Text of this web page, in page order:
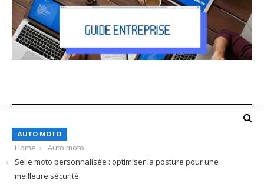
AUTO MOTO
Home
Auto moto
Selle moto personnalisée : optimiser la posture pour une
meilleure sécurité